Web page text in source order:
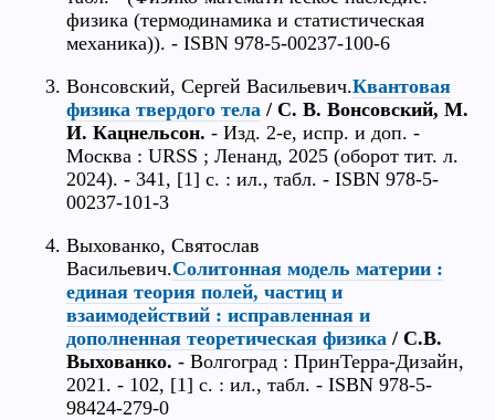
физика (термодинамика и статистическая
механика)). - ISBN 978-5-00237-100-6
Вонсовский, Сергей Васильевич.Квантовая
физика твердого тела / С. В. Вонсовский, М.
И. Кацнельсон. - Изд. 2-е, испр. и доп. -
Москва : URSS ; Ленанд, 2025 (оборот тит. л.
2024). - 341, [1] с. : ил., табл. - ISBN 978-5-
00237-101-3
Выхованко, Святослав
Васильевич.Солитонная модель материи :
единая теория полей, частиц и
взаимодействий : исправленная и
дополненная теоретическая физика / С.В.
Выхованко. - Волгоград : ПринТерра-Дизайн,
2021. - 102, [1] с. : ил., табл. - ISBN 978-5-
98424-279-0